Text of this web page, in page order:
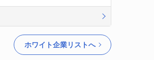
ホワイト企業リストへ